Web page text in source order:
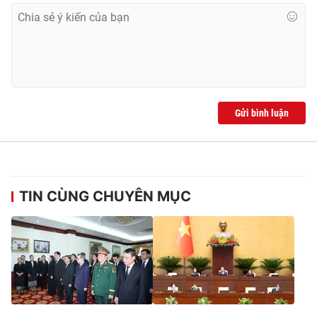
Gửi bình luận
TIN CÙNG CHUYÊN MỤC